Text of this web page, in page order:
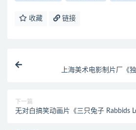
收藏 链接
上海美术电影制片厂《
下一篇
无对白搞笑动画片《三只兔子 Rabbids